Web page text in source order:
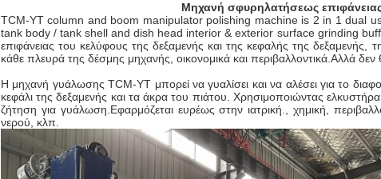
Μηχανή σφυρηλατήσεως
TCM-YT column and boom manipulator polishing machine is 2 in 1 dual
tank body / tank shell and dish head interior & exterior surface grinding
επιφάνειας του κελύφους της δεξαμενής και της κεφαλής της
κάθε πλευρά της δέσμης μηχανής, οικονομικά και περιβαλλοντικά.Αλλά
Η μηχανή γυάλωσης TCM-YT μπορεί να γυαλίσει και να αλέσει για το
κεφάλι της δεξαμενής και τα άκρα του πιάτου. Χρησιμοποιώντας
ζήτηση για γυάλωση.Εφαρμόζεται ευρέως στην ιατρική., χημική,
νερού, κλπ.